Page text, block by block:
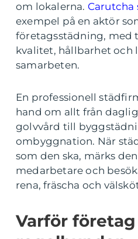
om lokalerna. Carutcha
exempel på en aktör
företagsstädning, med
kvalitet, hållbarhet och
samarbeten.
En professionell
hand om allt från
golvvård till
ombyggnation. När
som den ska, märks
medarbetare och
rena, fräscha och
Varför